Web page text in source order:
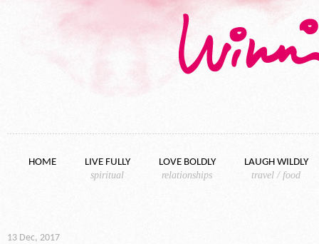
HOME
LIVE FULLY
spiritual
LOVE BOLDLY
relationships
LAUGH WILDLY
travel / food
13 Dec, 2017